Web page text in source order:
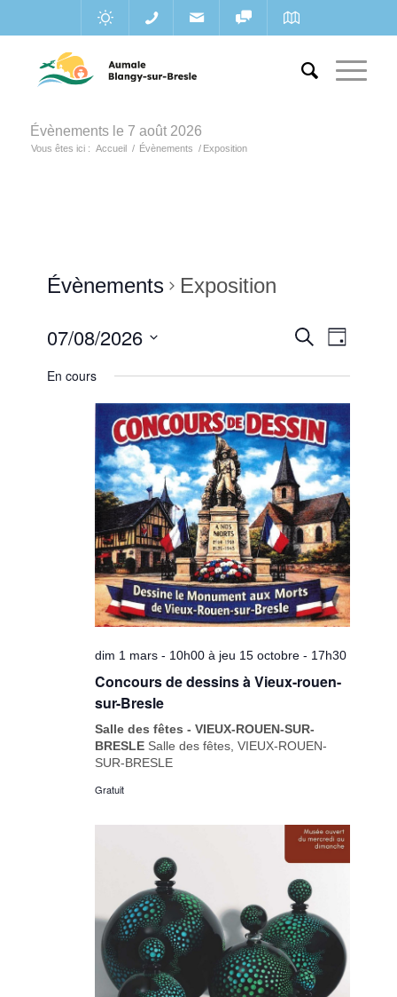
Évènements le 7 août 2026
Vous êtes ici : Accueil / Évènements / Exposition
Évènements Exposition
de
vues
Recherche
de
vues
Jour
07/08/2026
une
En cours
dim 1 mars - 10h00 à jeu 15 octobre - 17h30
Concours de dessins à Vieux-rouen-
sur-Bresle
Salle des fêtes - VIEUX-ROUEN-SUR-
BRESLE Salle des fêtes, VIEUX-ROUEN-
SUR-BRESLE
Gratuit